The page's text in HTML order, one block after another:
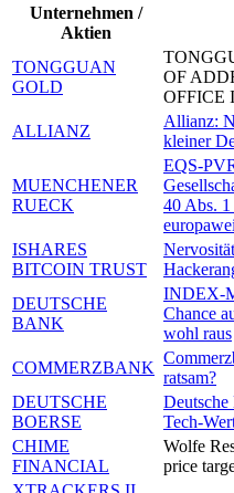
Unternehmen /
Aktien
TONGGUAN
GOLD
OF
OFFICE
ALLIANZ
Allianz:
kleiner
MUENCHENER
RUECK
EQS-
40 Abs.
ISHARES
BITCOIN TRUST
DEUTSCHE
BANK
INDEX-
Chance
wohl raus
COMMERZBANK
ratsam?
DEUTSCHE
BOERSE
Tech-
CHIME
FINANCIAL
Wolfe
price